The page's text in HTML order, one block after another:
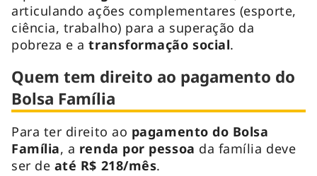
articulando ações complementares (esporte,
ciência, trabalho) para a superação da
pobreza e atransformação social.
Quem tem direito ao pagamento do
Bolsa Família
Para ter direito ao pagamento do Bolsa
Família, a renda por pessoa da família deve
ser de até R$ 218/mês.